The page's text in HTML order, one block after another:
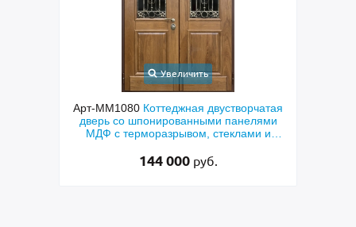
Коттеджная двустворчатая
шпонированными панелями
стеклами и
Арт-ММ578Входная
терморазрывом, белыми
коричневыми плитами МДФ